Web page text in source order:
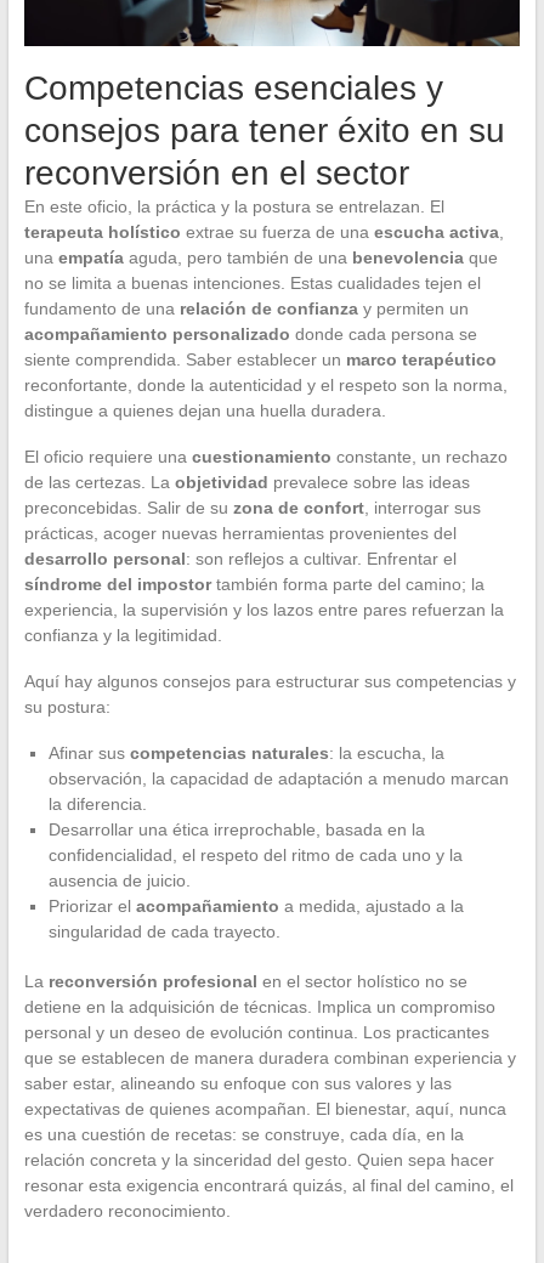
Competencias esenciales y
consejos para tener éxito en su
reconversión en el sector
En este oficio, la práctica y la postura se entrelazan. El
terapeuta holístico extrae su fuerza de una escucha activa,
una empatíaaguda, pero también de una benevolenciaque
no se limita a buenas intenciones. Estas cualidades tejen el
fundamento de una relación de confianzay permiten un
acompañamiento personalizado donde cada persona se
siente comprendida. Saber establecer un marco terapéutico
reconfortante, donde la autenticidad y el respeto son la norma,
distingue a quienes dejan una huella duradera.
El oficio requiere una cuestionamiento constante, un rechazo
de las certezas. La objetividad prevalece sobre las ideas
preconcebidas. Salir de su zona de confort, interrogar sus
prácticas, acoger nuevas herramientas provenientes del
desarrollo personal: son reflejos a cultivar. Enfrentar el
síndrome del impostortambién forma parte del camino; la
experiencia, la supervisión y los lazos entre pares refuerzan la
confianza y la legitimidad.
Aquí hay algunos consejos para estructurar sus competencias y
su postura:
Afinar sus competencias naturales: la escucha, la
observación, la capacidad de adaptación a menudo marcan
la diferencia.
Desarrollar una ética irreprochable, basada en la
confidencialidad, el respeto del ritmo de cada uno y la
ausencia de juicio.
Priorizar el acompañamiento a medida, ajustado a la
singularidad de cada trayecto.
La reconversión profesional en el sector holístico no se
detiene en la adquisición de técnicas. Implica un compromiso
personal y un deseo de evolución continua. Los practicantes
que se establecen de manera duradera combinan experiencia y
saber estar, alineando su enfoque con sus valores y las
expectativas de quienes acompañan. El bienestar, aquí, nunca
es una cuestión de recetas: se construye, cada día, en la
relación concreta y la sinceridad del gesto. Quien sepa hacer
resonar esta exigencia encontrará quizás, al final del camino, el
verdadero reconocimiento.